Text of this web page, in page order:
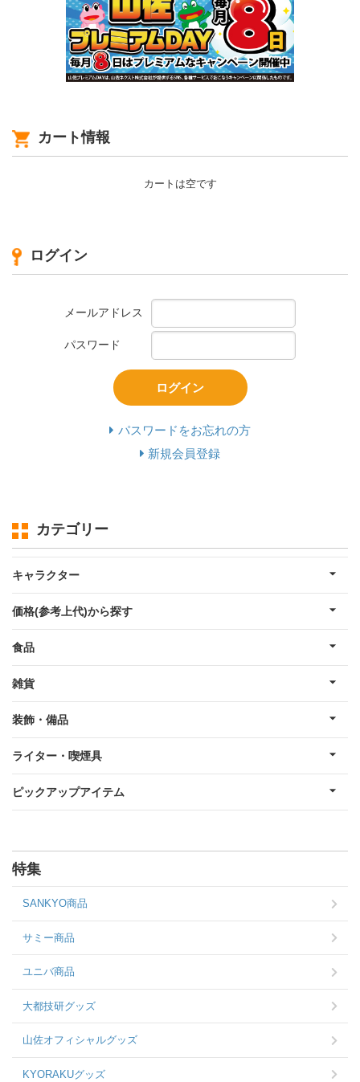
カート情報
カートは空です
ログイン
メールアドレス
パスワード
ログイン
パスワードをお忘れの方
新規会員登録
カテゴリー
キャラクター
価格(参考上代)から探す
食品
雑貨
装飾・備品
ライター・喫煙具
ピックアップアイテム
特集
SANKYO商品
サミー商品
ユニバ商品
大都技研グッズ
山佐オフィシャルグッズ
KYORAKUグッズ